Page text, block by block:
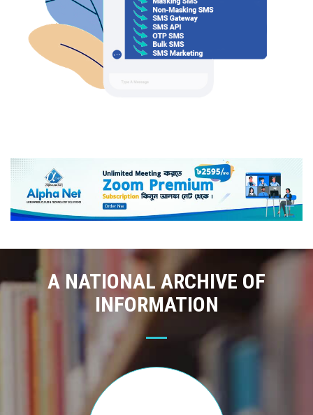
A NATIONAL ARCHIVE OF
INFORMATION